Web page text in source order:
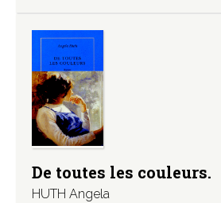
De toutes les couleurs.
HUTH Angela